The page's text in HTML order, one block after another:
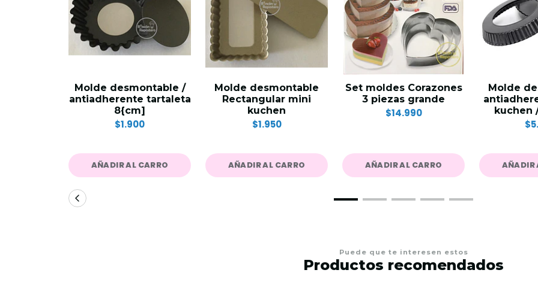
Molde desmontable /
antiadherente tartaleta
8{cm]
$1.900
AÑADIR AL CARRO
Molde desmontable
Rectangular mini
kuchen
$1.950
AÑADIR AL CARRO
Set moldes Corazones
3 piezas grande
$14.990
AÑADIR AL CARRO
Molde
kuchen
AÑADIR
Puede que te interesen estos
Productos recomendados